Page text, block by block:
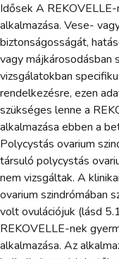
Idősek A
alkalmazása. Vese-
biztonságosságát,
vagy májkárosodásban
vizsgálatokban
rendelkezésre, ezen
szükséges lenne a
alkalmazása ebben a
Polycystás ovarium
társuló polycystás
nem vizsgáltak. A
ovarium szindrómában
volt ovulációjuk (lásd
REKOVELLE-nek
alkalmazása. Az